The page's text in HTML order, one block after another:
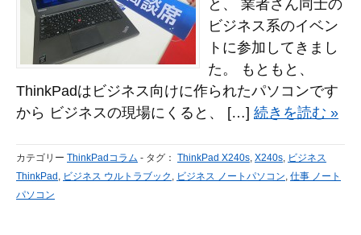
と、 業者さん同士の
ビジネス系のイベン
トに参加してきまし
た。 もともと、
ThinkPadはビジネス向けに作られたパソコンです
から ビジネスの現場にくると、 […] 続きを読む »
カテゴリー ThinkPadコラム - タグ： ThinkPad X240s, X240s, ビジネス
ThinkPad , ビジネス ウルトラブック , ビジネス ノートパソコン, 仕事 ノート
パソコン